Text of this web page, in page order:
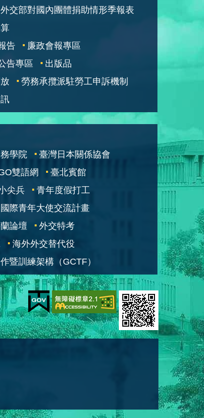
外交部對國內團體捐助情形季報表
告
廉政會報專區
告專區
出版品
勞務承攬派駐勞工申訴機制
學院
臺灣日本關係協會
雙語網
臺北賓館
尖兵
青年度假打工
國際青年大使交流計畫
論壇
外交特考
海外外交替代役
暨訓練架構（GCTF）